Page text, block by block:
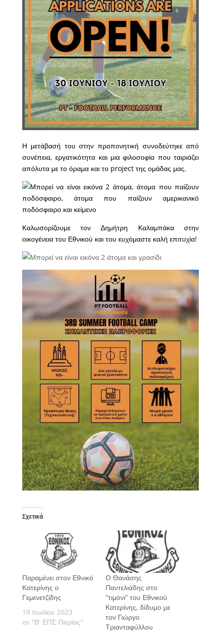
Η μετάβασή του στην προπονητική συνοδεύτηκε από
συνέπεια, εργατικότητα και μια φιλοσοφία που ταιριάζει
απόλυτα με το όραμα και το project της ομάδας μας.
Καλωσορίζουμε τον Δημήτρη Καλαμπάκα στην
οικογένεια του Εθνικού και του ευχόμαστε καλή επιτυχία!
Σχετικά
Παραμένει στον Εθνικό
Κατερίνης ο
Γεμενετζίδης
19 Ιουλίου 2023
σε "Β' ΕΠΣ Πιερίας"
Ο Θανάσης
Παντελιάδης στο
“τιμόνι” του Εθνικού
Κατερίνης, δίδυμο με
τον Γιώργο
Τριανταφύλλου